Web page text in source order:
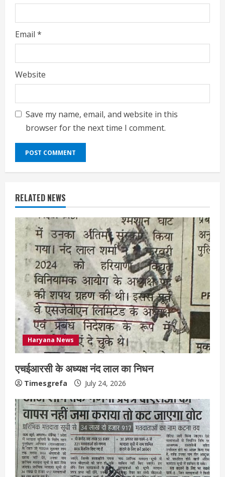
Email *
Website
Save my name, email, and website in this
browser for the next time I comment.
RELATED NEWS
Haryana News
एचईआरसी के अध्यक्ष नंद लाल का निधन
Timesgrefa July 24, 2026